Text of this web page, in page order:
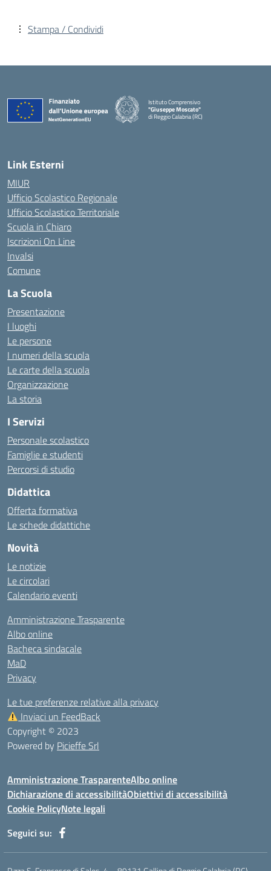
Stampa / Condividi
Istituto Comprensivo
"Giuseppe Moscato"
di Reggio Calabria (RC)
— Visita la pagina iniziale della scuola
Link Esterni
MIUR
Ufficio Scolastico Regionale
Ufficio Scolastico Territoriale
Scuola in Chiaro
Iscrizioni On Line
Invalsi
Comune
La Scuola
Presentazione
I luoghi
Le persone
I numeri della scuola
Le carte della scuola
Organizzazione
La storia
I Servizi
Personale scolastico
Famiglie e studenti
Percorsi di studio
Didattica
Offerta formativa
Le schede didattiche
Novità
Le notizie
Le circolari
Calendario eventi
Amministrazione Trasparente
Albo online
Bacheca sindacale
MaD
Privacy
Le tue preferenze relative alla privacy
Inviaci un FeedBack
Copyright © 2023
Powered by Picieffe Srl
Amministrazione TrasparenteAlbo online
Dichiarazione di accessibilitàObiettivi di accessibilità
Cookie PolicyNote legali
Seguici su: